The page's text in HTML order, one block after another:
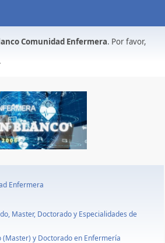
Comunidad Enfermera. Por favor,
.
Enfermera
Master, Doctorado y Especialidades de
(Master) y Doctorado en Enfermería